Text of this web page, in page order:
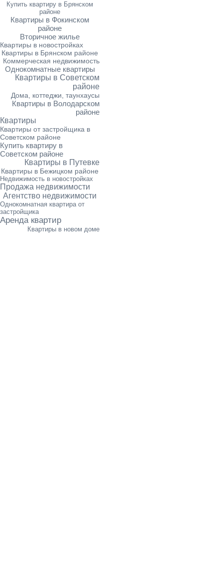
Купить квартиру в Брянском
районе
Квартиры в Фокинском
районе
Вторичное жилье
Квартиры в новостройках
Квартиры в Брянском районе
Коммерческая недвижимость
Однокомнатные квартиры
Квартиры в Советском
районе
Дома, коттеджи, таунхаусы
Квартиры в Володарском
районе
Квартиры
Квартиры от застройщика в
Советском районе
Купить квартиру в
Советском районе
Квартиры в Путевке
Квартиры в Бежицком районе
Недвижимость в новостройках
Продажа недвижимости
Агентство недвижимости
Однокомнатная квартира от
застройщика
Аренда квартир
Квартиры в новом доме